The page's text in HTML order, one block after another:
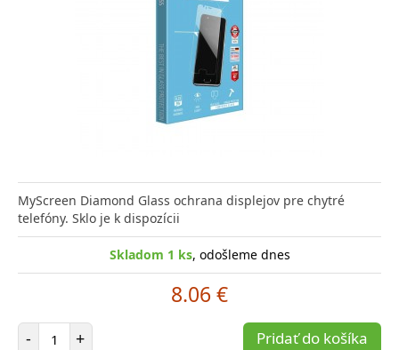
MyScreen Diamond Glass ochrana displejov pre chytré
telefóny. Sklo je k dispozícii
Skladom 1 ks, odošleme dnes
8.06 €
- Počet položiek
+ Pridať do košíka